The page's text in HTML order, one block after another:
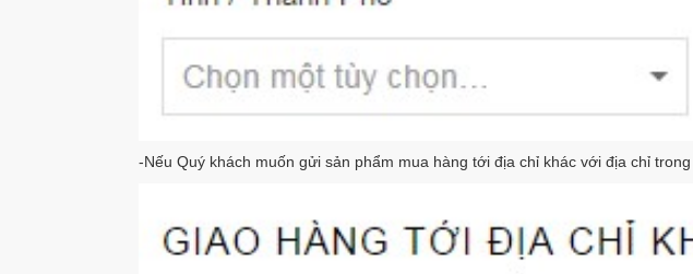
-Nếu Quý khách muốn gửi sản phẩm mua hàng tới địa chỉ khác với địa chỉ